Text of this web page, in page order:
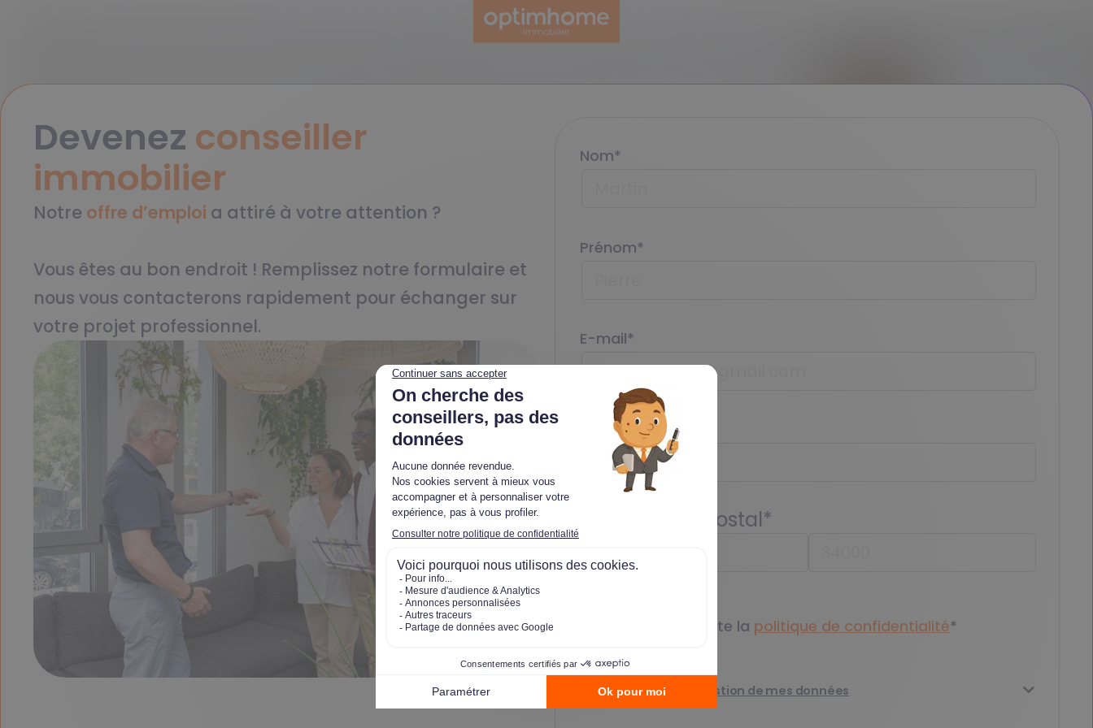
Devenez conseiller
immobilier
Notre offre d’emploi a attiré à votre attention ?​
Vous êtes au bon endroit ! Remplissez notre formulaire et
nous vous contacterons rapidement pour échanger sur
votre projet professionnel.
Nom*
Prénom*
E-mail*
Téléphone*
Ville et code postal*
J’ai lu et j’accepte la politique de confidentialité​*
En savoir plus sur la gestion de mes données